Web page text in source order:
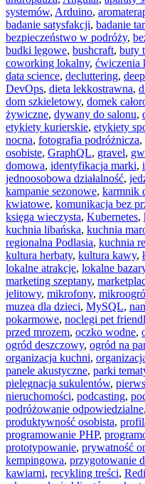
systemów, Arduino,
badanie satysfakcji, badanie
bezpieczeństwo w podróży,
budki lęgowe, bushcraft, buty
coworking lokalny, ćwiczenia
data science, decluttering,
DevOps, dieta lekkostrawna,
dom szkieletowy, domek
żywiczne, dywany do salonu,
etykiety kurierskie, etykiety
nocna, fotografia podróżnicza,
osobiste, GraphQL, gravel,
domowa, identyfikacja marki,
jednoosobowa działalność,
kampanie sezonowe, karmnik
kwiatowe, komunikacja bez
księga wieczysta, Kubernetes,
kuchnia libańska, kuchnia
regionalna Podlasia, kuchnia
kultura herbaty, kultura kawy,
lokalne atrakcje, lokalne
marketing szeptany,
jelitowy, mikrofony,
muzea dla dzieci, MySQL,
pokarmowe, noclegi pet
przed mrozem, oczko wodne,
ogród deszczowy, ogród na
organizacja kuchni,
panele akustyczne, parki
pielęgnacja sukulentów,
nieruchomości, podcasting,
podróżowanie odpowiedzialne,
produktywność osobista,
programowanie PHP,
prototypowanie, prywatność
kempingowa, przygotowanie
kawiarni, recykling treści,